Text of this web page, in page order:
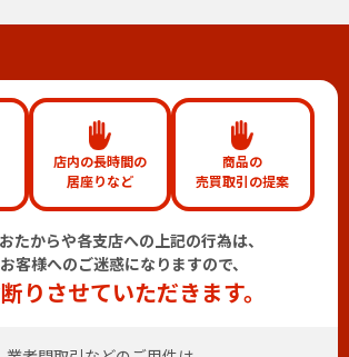
店内の長時間の
居座りなど
商品の
売買取引の提案
たからや各支店への上記の行為は、
客様へのご迷惑になりますので、
りさせていただきます。